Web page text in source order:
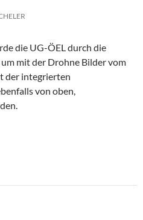
die UG-ÖEL durch die
mit der Drohne Bilder vom
der integrierten
von oben,